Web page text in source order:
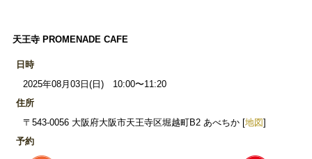
天王寺 PROMENADE CAFE
日時
2025年08月03日(日) 10:00〜11:20
住所
〒543-0056 大阪府大阪市天王寺区堀越町B2 あべちか [地図]
予約